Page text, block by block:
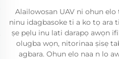
Alailowosan UAV ni ohun
ninu idagbasoke ti a ko tọ ara
ṣe pẹlu inu lati darapọ awọn
olugba wọn, nitorinaa ṣisẹ
agbara. Ohun elo naa n lo